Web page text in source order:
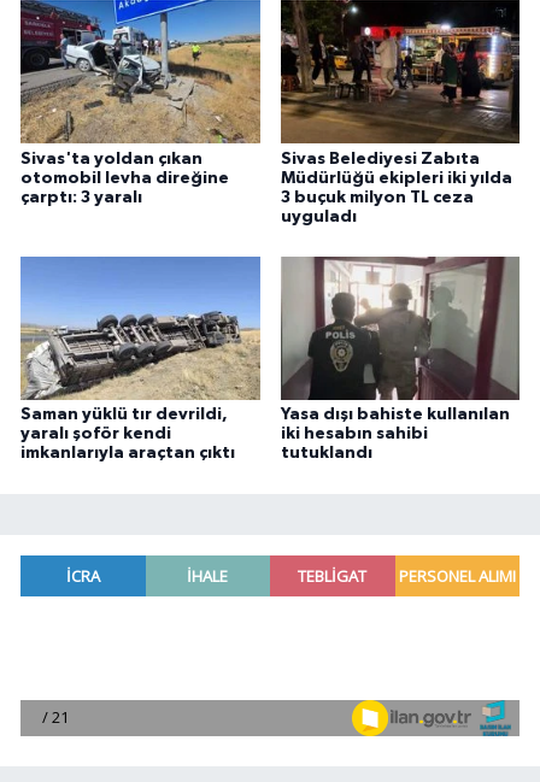
Sivas'ta yoldan çıkan
otomobil levha direğine
çarptı: 3 yaralı
Sivas Belediyesi Zabıta
Müdürlüğü ekipleri iki yılda
3 buçuk milyon TL ceza
uyguladı
Saman yüklü tır devrildi,
yaralı şoför kendi
imkanlarıyla araçtan çıktı
Yasa dışı bahiste kullanılan
iki hesabın sahibi
tutuklandı